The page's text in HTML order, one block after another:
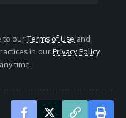
to ourTerms of Use and
in ourPrivacy Policy.
time.